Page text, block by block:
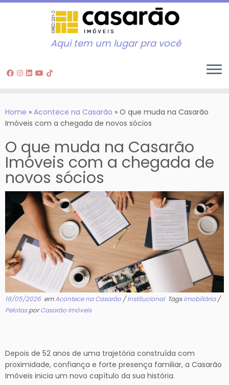
to
content
Aqui tem um lugar pra você
Home » Acontece na Casarão » O que muda na Casarão
Imóveis com a chegada de novos sócios
O que muda na Casarão
Imóveis com a chegada de
novos sócios
19/05/2026 emAcontece na Casarão /Institucional Tagsimobiliária/
PelotasporCasarão Imóveis
Depois de 52 anos de uma trajetória construída com
proximidade, confiança e forte presença familiar, a Casarão
Imóveis inicia um novo capítulo da sua história.